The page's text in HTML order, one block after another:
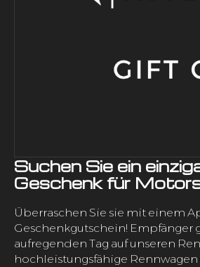
Suchen Sie ein
Geschenk für
Überraschen Sie sie mit einem
Geschenkgutschein! Empfänger
aufregenden Tag auf unseren
hochleistungsfähige